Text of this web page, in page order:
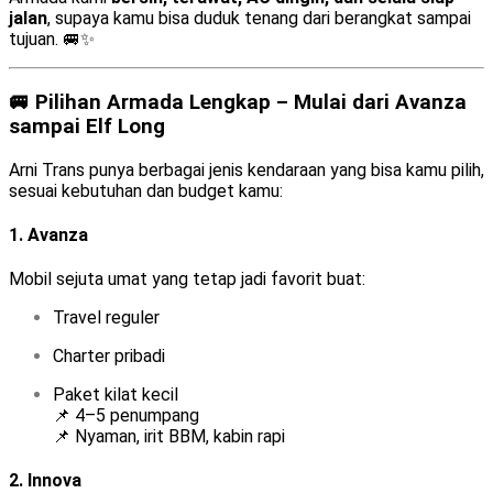
jalan, supaya kamu bisa duduk tenang dari berangkat sampai
tujuan. 🚐✨
🚐 Pilihan Armada Lengkap – Mulai dari Avanza
sampai Elf Long
Arni Trans punya berbagai jenis kendaraan yang bisa kamu pilih,
sesuai kebutuhan dan budget kamu:
1. Avanza
Mobil sejuta umat yang tetap jadi favorit buat:
Travel reguler
Charter pribadi
Paket kilat kecil
📌 4–5 penumpang
📌 Nyaman, irit BBM, kabin rapi
2. Innova